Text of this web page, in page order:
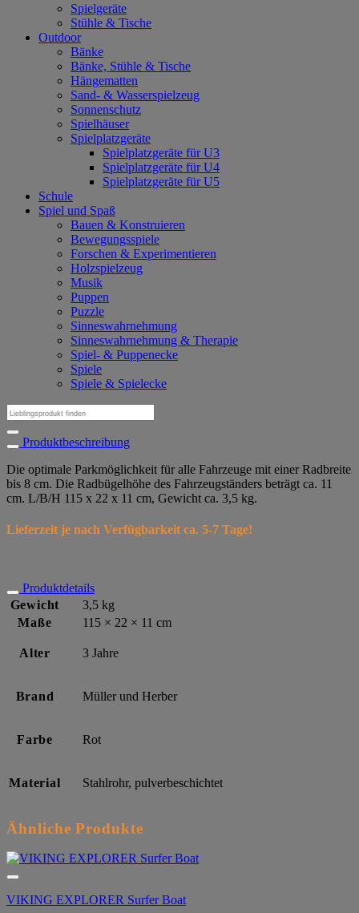
Spielgeräte
Stühle & Tische
Outdoor
Bänke
Bänke, Stühle & Tische
Hängematten
Sand- & Wasserspielzeug
Sonnenschutz
Spielhäuser
Spielplatzgeräte
Spielplatzgeräte für U3
Spielplatzgeräte für U4
Spielplatzgeräte für U5
Schule
Spiel und Spaß
Bauen & Konstruieren
Bewegungsspiele
Forschen & Experimentieren
Holzspielzeug
Musik
Puppen
Puzzle
Sinneswahrnehmung
Sinneswahrnehmung & Therapie
Spiel- & Puppenecke
Spiele
Spiele & Spielecke
Suchen
nach:
Produktbeschreibung
Die optimale Parkmöglichkeit für alle Fahrzeuge mit einer Radbreite
bis 8 cm. Die Radbügelhöhe des Fahrzeugständers beträgt ca. 11
cm. L/B/H 115 x 22 x 11 cm, Gewicht ca. 3,5 kg.
Lieferzeit je nach Verfügbarkeit ca. 5-7 Tage!
Produktdetails
Gewicht
3,5 kg
Maße
115 × 22 × 11 cm
Alter 3 Jahre
Brand Müller und Herber
Farbe Rot
Material Stahlrohr, pulverbeschichtet
Ähnliche Produkte
VIKING EXPLORER Surfer Boat